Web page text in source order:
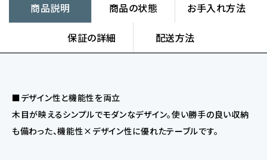
商品説明 商品の状態 お手入れ方法
保証の詳細 配送方法
■デザイン性と機能性を両立
木目が映えるシンプルでモダンなデザイン。使い勝手の良い収納
も備わった、機能性×デザイン性に優れたテーブルです。